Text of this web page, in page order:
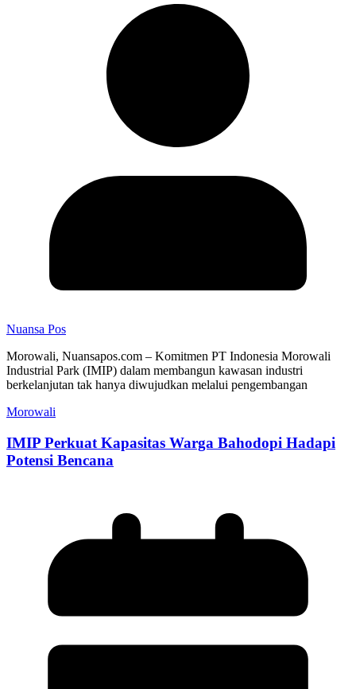
Nuansa Pos
Morowali, Nuansapos.com – Komitmen PT Indonesia Morowali
Industrial Park (IMIP) dalam membangun kawasan industri
berkelanjutan tak hanya diwujudkan melalui pengembangan
Morowali
IMIP Perkuat Kapasitas Warga Bahodopi Hadapi
Potensi Bencana